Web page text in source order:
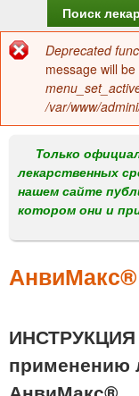
а
в
о
м
е
н
Поиск
об
ошибке
Deprecated
message will
/var/www/
Только
лекарственных
нашем сайте
котором они и
ИНСТРУКЦИЯ
применению